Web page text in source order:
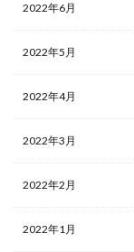
2022年6月
2022年5月
2022年4月
2022年3月
2022年2月
2022年1月